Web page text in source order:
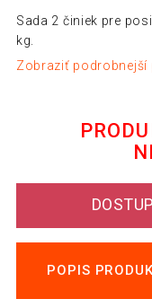
Sada 2 činiek pre
kg.
Zobraziť podrobnejší
POPIS